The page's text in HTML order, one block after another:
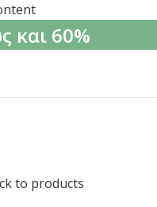
και 60%
to products